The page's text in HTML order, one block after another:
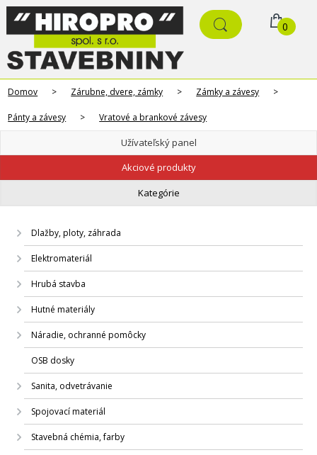
0
Domov > Zárubne, dvere, zámky > Zámky a závesy >
Pánty a závesy > Vratové a brankové závesy
Užívateľský panel
Akciové produkty
Kategórie
Dlažby, ploty, záhrada
Elektromateriál
Hrubá stavba
Hutné materiály
Náradie, ochranné pomôcky
OSB dosky
Sanita, odvetrávanie
Spojovací materiál
Stavebná chémia, farby